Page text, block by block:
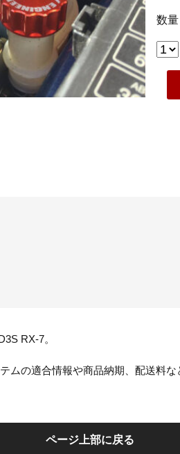
数量
RX-7。
ムの適合情報や商品納期、配送料
ページ上部に戻る